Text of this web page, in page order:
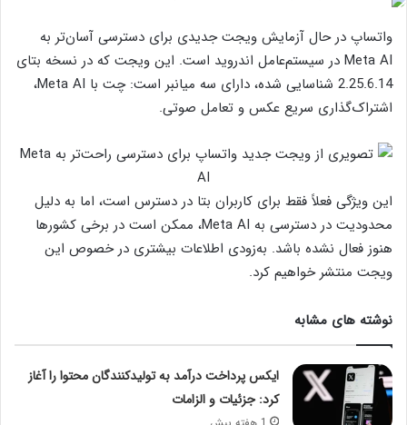
واتساپ در حال آزمایش ویجت جدیدی برای دسترسی آسان‌تر به
Meta AI در سیستم‌عامل اندروید است. این ویجت که در نسخه بتای
2.25.6.14 شناسایی شده، دارای سه میانبر است: چت با Meta AI،
اشتراک‌گذاری سریع عکس و تعامل صوتی.
این ویژگی فعلاً فقط برای کاربران بتا در دسترس است، اما به دلیل
محدودیت در دسترسی به Meta AI، ممکن است در برخی کشورها
هنوز فعال نشده باشد. به‌زودی اطلاعات بیشتری در خصوص این
ویجت منتشر خواهیم کرد.
نوشته های مشابه
ایکس پرداخت درآمد به تولیدکنندگان محتوا را آغاز
کرد: جزئیات و الزامات